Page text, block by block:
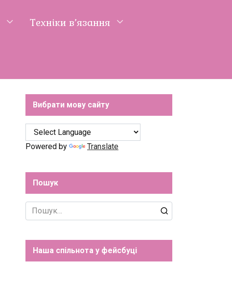
Техніки в’язання
Вибрати мову сайту
Powered by Translate
Пошук
Search
for:
Наша спільнота у фейсбуці